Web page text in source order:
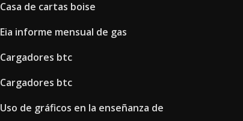
Casa de cartas boise
Eia informe mensual de gas
Cargadores btc
Cargadores btc
Uso de gráficos en la enseñanza de